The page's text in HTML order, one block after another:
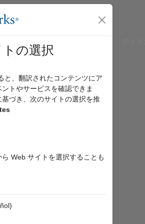
の選択
と、翻訳されたコンテンツにア
トやサービスを確認できま
づき、次のサイトの選択を推
Web サイトを選択することも